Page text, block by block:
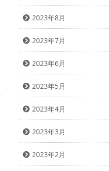
2023年8月
2023年7月
2023年6月
2023年5月
2023年4月
2023年3月
2023年2月